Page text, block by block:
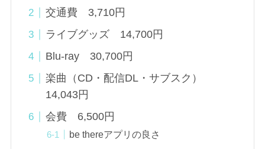
交通費 3,710円
ライブグッズ 14,700円
Blu-ray 30,700円
楽曲（CD・配信DL・サブスク）
14,043円
会費 6,500円
be thereアプリの良さ